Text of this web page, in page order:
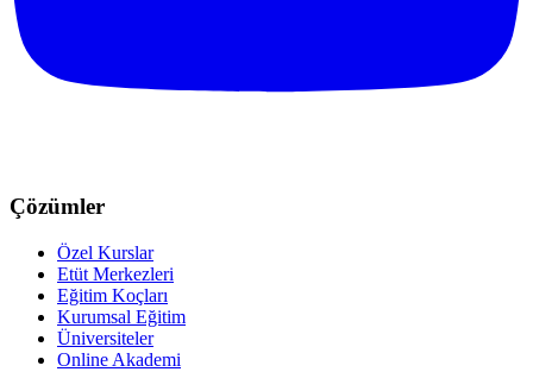
Çözümler
Özel Kurslar
Etüt Merkezleri
Eğitim Koçları
Kurumsal Eğitim
Üniversiteler
Online Akademi